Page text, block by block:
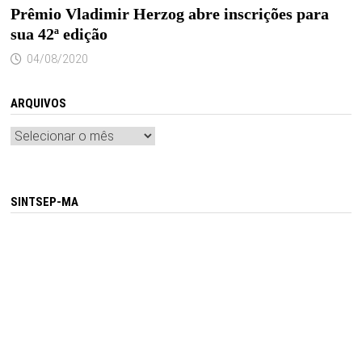
Prêmio Vladimir Herzog abre inscrições para
sua 42ª edição
04/08/2020
ARQUIVOS
Arquivos
SINTSEP-MA